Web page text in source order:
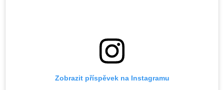
Zobrazit příspěvek na Instagramu